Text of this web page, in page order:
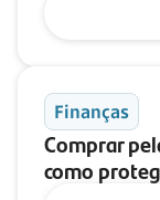
Finanças
Comprar
como